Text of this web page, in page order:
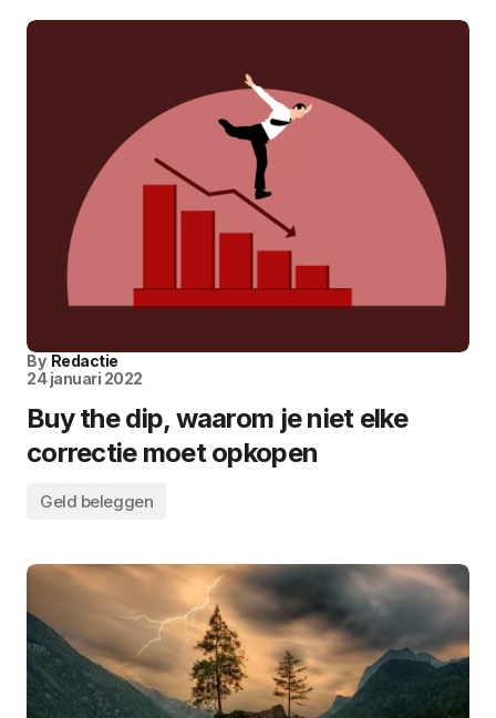
By Redactie
24 januari 2022
Buy the dip, waarom je niet elke
correctie moet opkopen
Geld beleggen